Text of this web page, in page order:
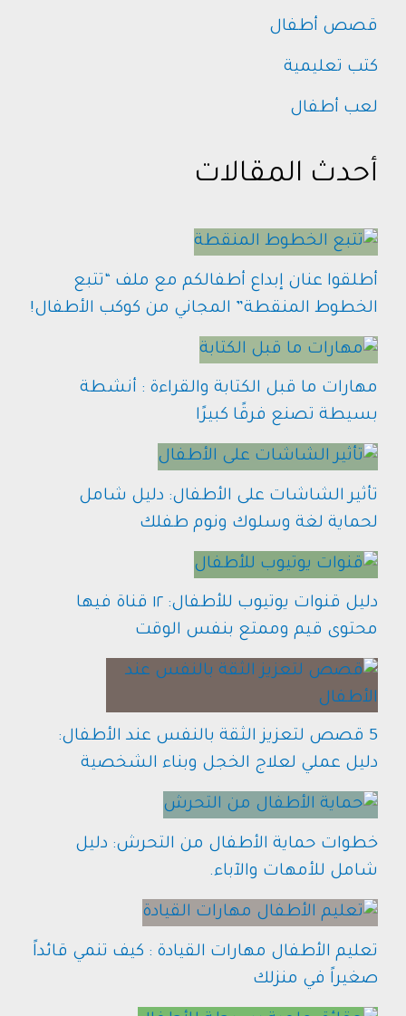
قصص أطفال
كتب تعليمية
لعب أطفال
أحدث المقالات
أطلقوا عنان إبداع أطفالكم مع ملف “تتبع
الخطوط المنقطة” المجاني من كوكب الأطفال!
مهارات ما قبل الكتابة والقراءة : أنشطة
بسيطة تصنع فرقًا كبيرًا
تأثير الشاشات على الأطفال: دليل شامل
لحماية لغة وسلوك ونوم طفلك
دليل قنوات يوتيوب للأطفال: ١٢ قناة فيها
محتوى قيم وممتع بنفس الوقت
5 قصص لتعزيز الثقة بالنفس عند الأطفال:
دليل عملي لعلاج الخجل وبناء الشخصية
خطوات حماية الأطفال من التحرش: دليل
شامل للأمهات والآباء.
تعليم الأطفال مهارات القيادة : كيف تنمي قائداً
صغيراً في منزلك